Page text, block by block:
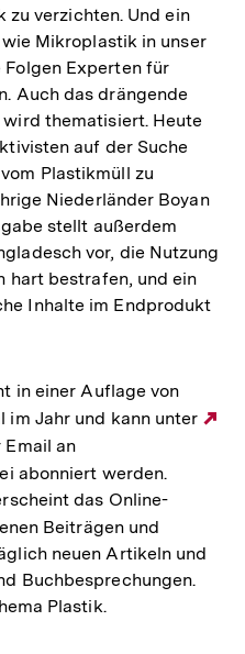
zu verzichten. Und ein
Mikroplastik in unser
Experten für
Auch das drängende
thematisiert. Heute
auf der Suche
Plastikmüll zu
Niederländer Boyan
stellt außerdem
vor, die Nutzung
hart bestrafen, und ein
Inhalte im Endprodukt
in einer Auflage von
im Jahr und kann unter
Email an
Mail
Link:
abonniert werden.
das Online-
Beiträgen und
neuen Artikeln und
Buchbesprechungen.
Plastik.